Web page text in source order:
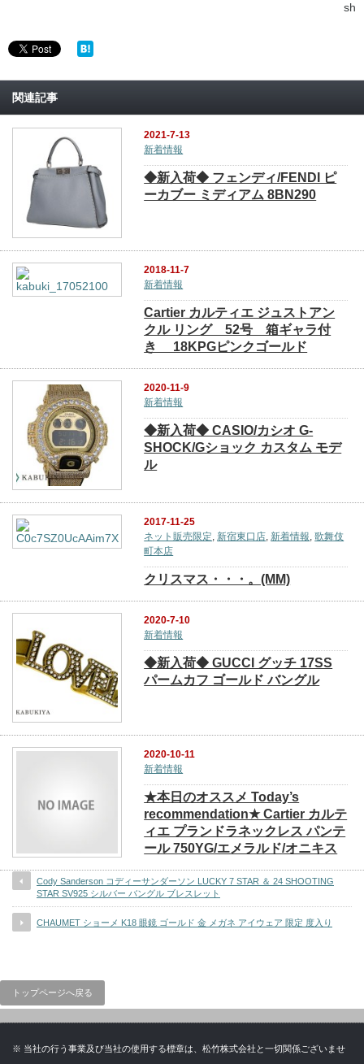
sh
関連記事
2021-7-13
新着情報
◆新入荷◆ フェンディ/FENDI ピ
ーカブー ミディアム 8BN290
2018-11-7
新着情報
Cartier カルティエ ジュストアン
クル リング 52号 箱ギャラ付
き 18KPGピンクゴールド
2020-11-9
新着情報
◆新入荷◆ CASIO/カシオ G-
SHOCK/Gショック カスタム モデ
ル
2017-11-25
ネット販売限定, 新宿東口店, 新着情報,歌舞伎
町本店
クリスマス・・・。(MM)
2020-7-10
新着情報
◆新入荷◆ GUCCI グッチ 17SS
パームカフ ゴールド バングル
2020-10-11
新着情報
★本日のオススメ Today’s
recommendation★ Cartier カルテ
ィエ プランドラネックレス パンテ
ール 750YG/エメラルド/オニキス
Cody Sanderson コディーサンダーソン LUCKY 7 STAR ＆ 24 SHOOTING
STAR SV925 シルバー バングル ブレスレット
CHAUMET ショーメ K18 眼鏡 ゴールド 金 メガネ アイウェア 限定 度入り
トップページへ戻る
※ 当社の行う事業及び当社の使用する標章は、松竹株式会社と一切関係ございませ